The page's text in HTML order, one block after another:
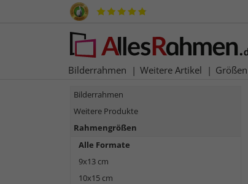
Bilderrahmen Weitere Artikel Größen
Bilderrahmen
Weitere Produkte
Rahmengrößen
Alle Formate
9x13 cm
10x15 cm